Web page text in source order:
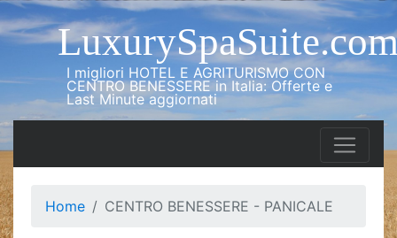
I migliori HOTEL E AGRITURISMO CON
CENTRO BENESSERE in Italia: Offerte e
Last Minute aggiornati
Home CENTRO BENESSERE - PANICALE